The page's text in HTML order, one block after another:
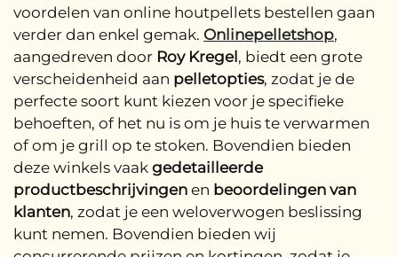
voordelen van online houtpellets bestellen gaan
verder dan enkel gemak. Onlinepelletshop,
aangedreven door Roy Kregel , biedt een grote
verscheidenheid aan pelletopties, zodat je de
perfecte soort kunt kiezen voor je specifieke
behoeften, of het nu is om je huis te verwarmen
of om je grill op te stoken. Bovendien bieden
deze winkels vaak gedetailleerde
productbeschrijvingen en beoordelingen van
klanten, zodat je een weloverwogen beslissing
kunt nemen. Bovendien bieden wij